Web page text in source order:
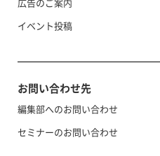
イベント投稿
お問い合わせ先
編集部へのお問い合わせ
セミナーのお問い合わせ